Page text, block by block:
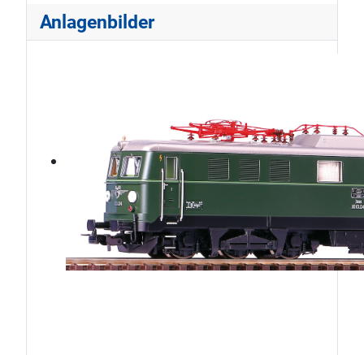
Anlagenbilder